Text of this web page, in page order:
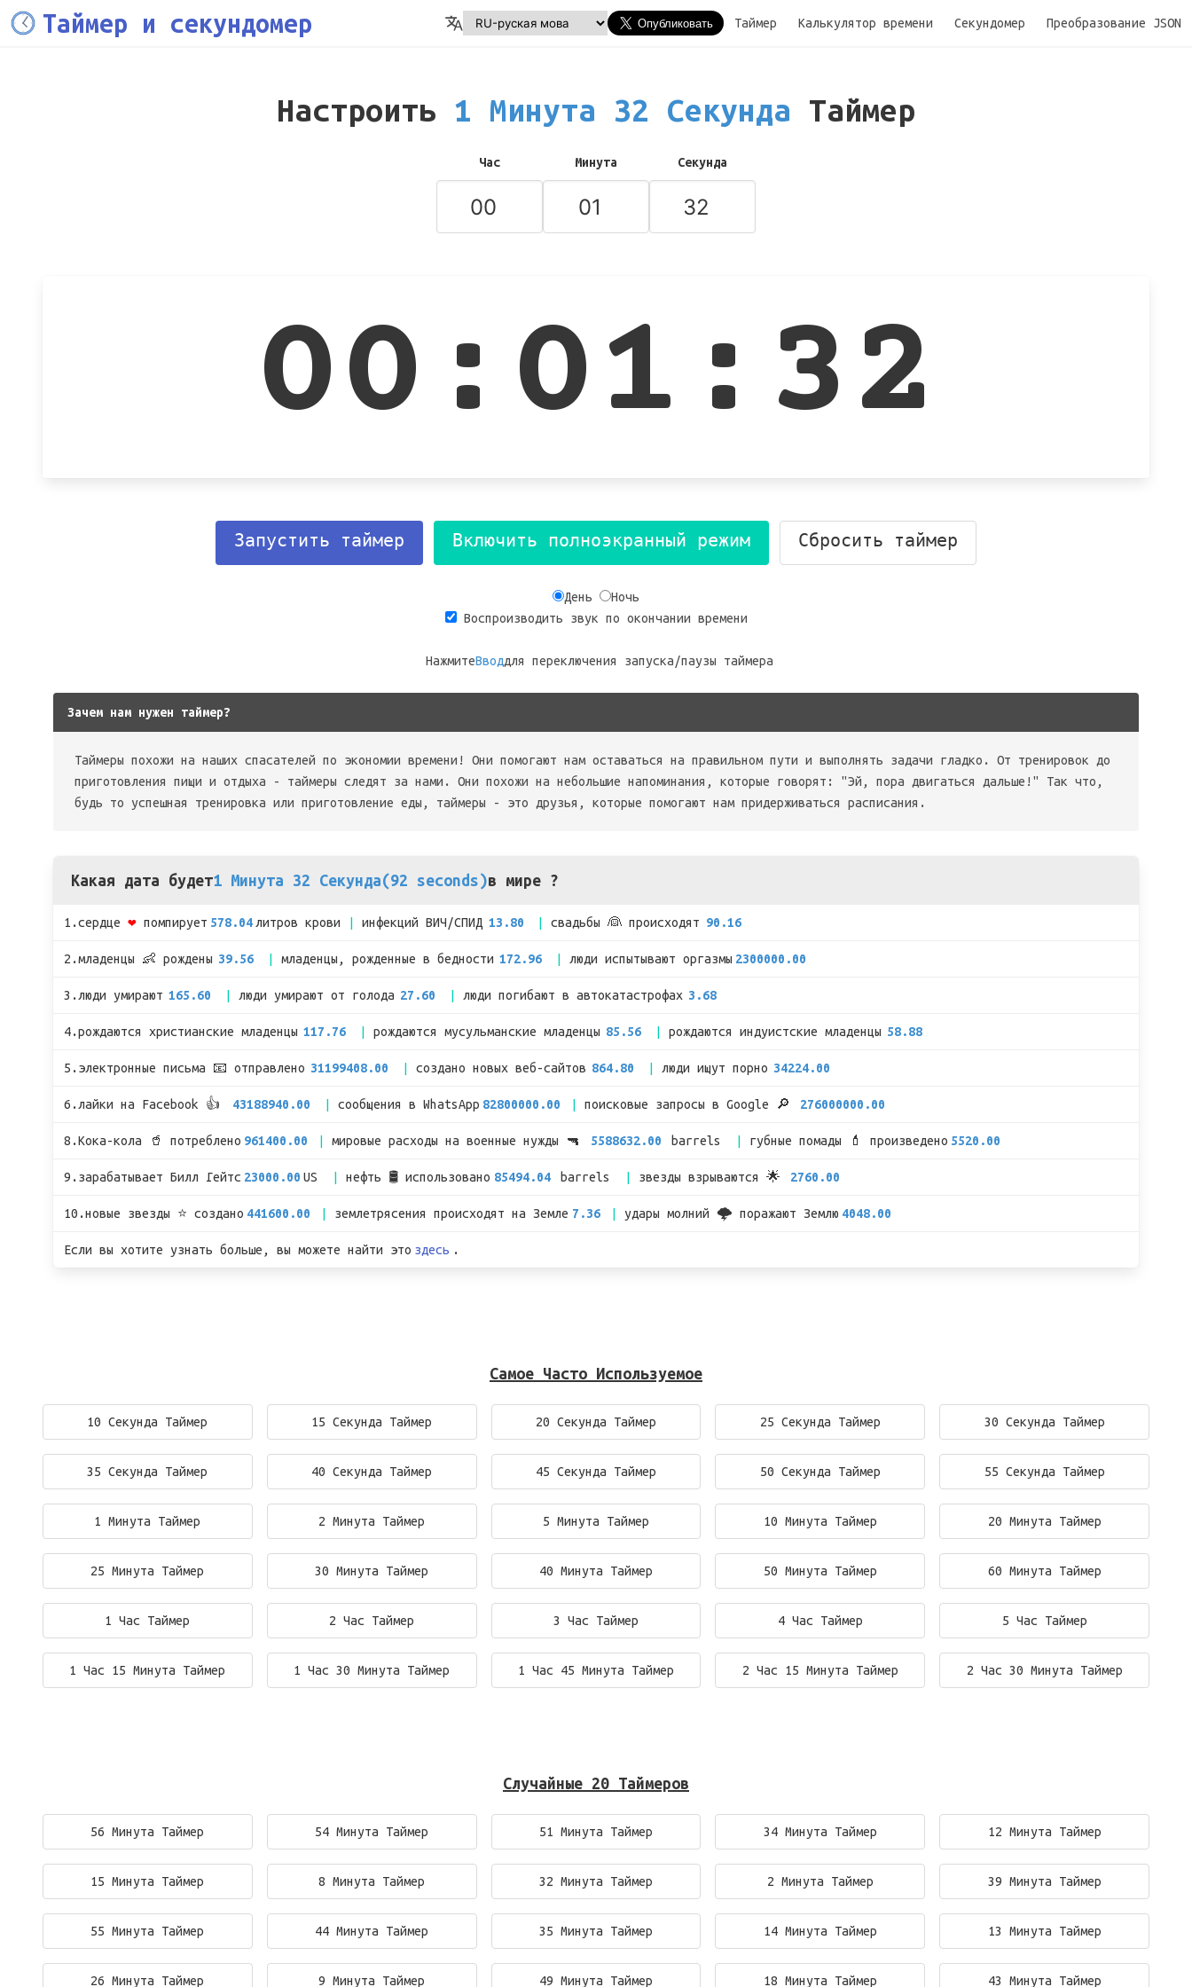
Таймер и секундомер Таймер Калькулятор времени Секундомер Преобразование JSON
Настроить 1 Минута 32 Секунда Таймер
Час Минута Секунда
00:01:32
Запустить таймер Включить полноэкранный режим Сбросить таймер
День
Ночь
Воспроизводить звук по окончании времени
НажмитеВводдля переключения запуска/паузы таймера
Зачем нам нужен таймер?
Таймеры похожи на наших спасателей по экономии времени! Они помогают нам оставаться на правильном пути и выполнять задачи гладко. От тренировок до
приготовления пищи и отдыха - таймеры следят за нами. Они похожи на небольшие напоминания, которые говорят: "Эй, пора двигаться дальше!" Так что,
будь то успешная тренировка или приготовление еды, таймеры - это друзья, которые помогают нам придерживаться расписания.
Какая дата будет1 Минута 32 Секунда(92 seconds)в мире ?
1.сердце ❤ помпирует 578.04 литров крови инфекций ВИЧ/СПИД 13.80 свадьбы 👰 происходят 90.16
2.младенцы 👶 рождены 39.56 младенцы, рожденные в бедности 172.96 люди испытывают оргазмы 2300000.00
3.люди умирают 165.60 люди умирают от голода 27.60 люди погибают в автокатастрофах 3.68
4.рождаются христианские младенцы 117.76 рождаются мусульманские младенцы 85.56 рождаются индуистские младенцы 58.88
5.электронные письма 📧 отправлено 31199408.00 создано новых веб-сайтов 864.80 люди ищут порно 34224.00
6.лайки на Facebook 👍 43188940.00 сообщения в WhatsApp 82800000.00 поисковые запросы в Google 🔎 276000000.00
8.Кока-кола 🥤 потреблено 961400.00 мировые расходы на военные нужды 🔫 5588632.00 barrels губные помады 💄 произведено 5520.00
9.зарабатывает Билл Гейтс 23000.00 US нефть 🛢 использовано 85494.04 barrels звезды взрываются 🌟 2760.00
10.новые звезды ⭐ создано 441600.00 землетрясения происходят на Земле 7.36 удары молний 🌩 поражают Землю 4048.00
Если вы хотите узнать больше, вы можете найти это здесь .
Самое Часто Используемое
10 Секунда Таймер 15 Секунда Таймер 20 Секунда Таймер 25 Секунда Таймер 30 Секунда Таймер
35 Секунда Таймер 40 Секунда Таймер 45 Секунда Таймер 50 Секунда Таймер 55 Секунда Таймер
1 Минута Таймер 2 Минута Таймер 5 Минута Таймер 10 Минута Таймер 20 Минута Таймер
25 Минута Таймер 30 Минута Таймер 40 Минута Таймер 50 Минута Таймер 60 Минута Таймер
1 Час Таймер 2 Час Таймер 3 Час Таймер 4 Час Таймер 5 Час Таймер
1 Час 15 Минута Таймер 1 Час 30 Минута Таймер 1 Час 45 Минута Таймер 2 Час 15 Минута Таймер 2 Час 30 Минута Таймер
Случайные 20 Таймеров
56 Минута Таймер 54 Минута Таймер 51 Минута Таймер 34 Минута Таймер 12 Минута Таймер
15 Минута Таймер 8 Минута Таймер 32 Минута Таймер 2 Минута Таймер 39 Минута Таймер
55 Минута Таймер 44 Минута Таймер 35 Минута Таймер 14 Минута Таймер 13 Минута Таймер
26 Минута Таймер 9 Минута Таймер 49 Минута Таймер 18 Минута Таймер 43 Минута Таймер